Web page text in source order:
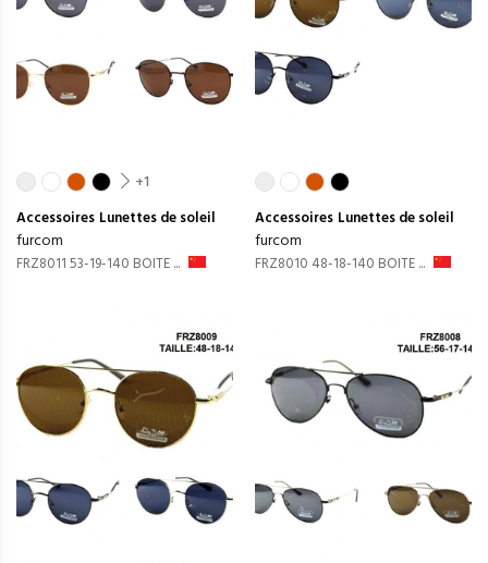
+1
Accessoires Lunettes de soleil
furcom
FRZ8011 53-19-140 BOITE ...
Accessoires Lunettes de soleil
furcom
FRZ8010 48-18-140 BOITE ...